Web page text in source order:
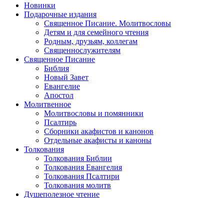
Новинки
Подарочные издания
Священное Писание. Молитвословы
Детям и для семейного чтения
Родным, друзьям, коллегам
Священнослужителям
Священное Писание
Библия
Новый Завет
Евангелие
Апостол
Молитвенное
Молитвословы и помянники
Псалтирь
Сборники акафистов и канонов
Отдельные акафисты и каноны
Толкования
Толкования Библии
Толкования Евангелия
Толкования Псалтири
Толкования молитв
Душеполезное чтение